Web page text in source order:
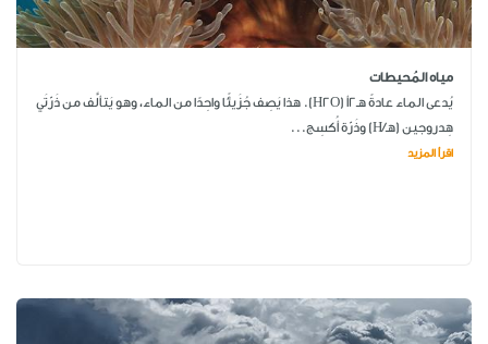
مياه المُحيطات
يُدعى الماء عادةً هـ2أ (H2O). هذا يَصِف جُزَيئًا واحِدًا من الماء، وهو يَتألَّف من ذَرّتَي
هِدروجين (هـ/H) وذَرّة أُكسِج...
اقرأ المزيد